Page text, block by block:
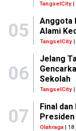
TangselCity |
05
Anggota
Alami
TangselCity|
06
Jelang
Sekolah
TangselCity|
07
Final
Presiden
Olahraga| 18